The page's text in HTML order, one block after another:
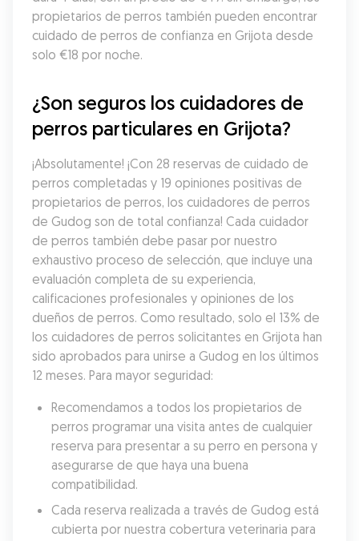
propietarios de perros también pueden encontrar
cuidado de perros de confianza en Grijota desde
solo €18 por noche.
¿Son seguros los cuidadores de
perros particulares en Grijota?
¡Absolutamente! ¡Con 28 reservas de cuidado de
perros completadas y 19 opiniones positivas de
propietarios de perros, los cuidadores de perros
de Gudog son de total confianza! Cada cuidador
de perros también debe pasar por nuestro
exhaustivo proceso de selección, que incluye una
evaluación completa de su experiencia,
calificaciones profesionales y opiniones de los
dueños de perros. Como resultado, solo el 13% de
los cuidadores de perros solicitantes en Grijota han
sido aprobados para unirse a Gudog en los últimos
12 meses. Para mayor seguridad:
Recomendamos a todos los propietarios de
perros programar una visita antes de cualquier
reserva para presentar a su perro en persona y
asegurarse de que haya una buena
compatibilidad.
Cada reserva realizada a través de Gudog está
cubierta por nuestra cobertura veterinaria para